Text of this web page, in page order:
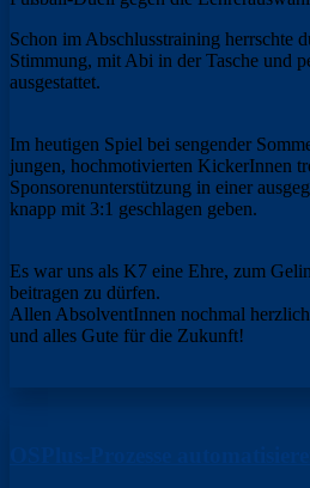
Schon im Abschlusstraining herrschte
Stimmung, mit Abi in der Tasche und
ausgestattet.
Im heutigen Spiel bei sengender
jungen, hochmotivierten KickerInnen
Sponsorenunterstützung in einer
knapp mit 3:1 geschlagen geben.
Es war uns als K7 eine Ehre, zum
beitragen zu dürfen.
Allen AbsolventInnen nochmal
und alles Gute für die Zukunft!